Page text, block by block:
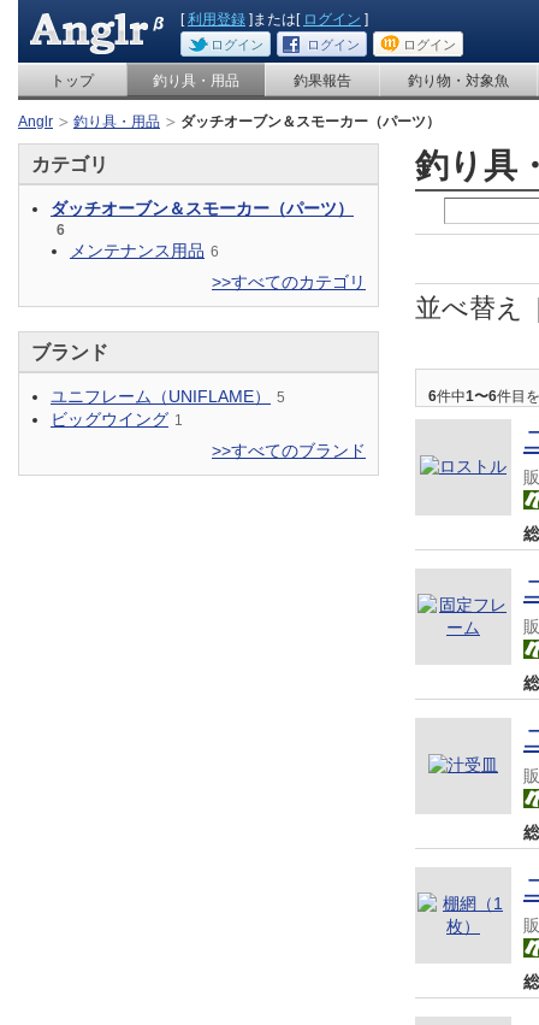
[利用登録 ]または[ ログイン ]
ログイン ログイン ログイン
トップ 釣り具・用品 釣果報告 釣り物・対象魚
Anglr 釣り具・用品 ダッチオーブン＆スモーカー（パーツ）
釣り具
並べ替え
6件中1〜6件目
カテゴリ
ダッチオーブン＆スモーカー（パーツ）
6
メンテナンス用品 6
>>すべてのカテゴリ
ブランド
ユニフレーム（UNIFLAME） 5
ビッグウイング 1
>>すべてのブランド